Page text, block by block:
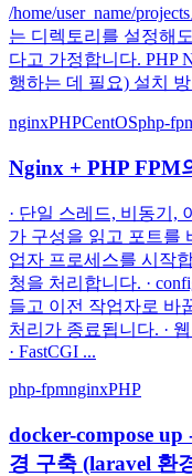
/home/user_name/
는 디렉토리를 설정해
다고 가정합니다. PHP
행하는 데 필요) 설치
nginxPHPCentOSphp-
Nginx + PHP FPM
· 단일 스레드, 비동기,
가 구성을 읽고 포트를
업자 프로세스를 시작
청을 처리합니다. ·
들고 이전 작업자로 바
처리가 종료됩니다. ·
· FastCGI ...
php-fpmnginxPHP
docker-compose
경 구축 (laravel 환